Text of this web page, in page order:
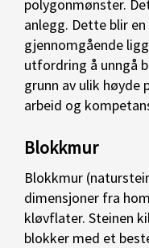
polygonmønster.
anlegg. Dette blir
gjennomgående
utfordring å unngå
grunn av ulik høyde
arbeid og
Blokkmur
Blokkmur
dimensjoner fra
kløvflater. Steinen
blokker med et